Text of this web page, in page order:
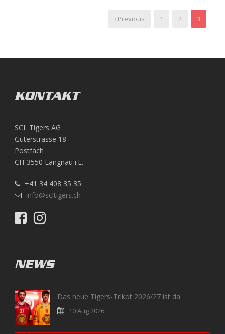
‹ Previous 1 2 3
KONTAKT
SCL Tigers AG
Güterstrasse 18
Postfach
CH-3550 Langnau i.E.
+41 34 408 35 35
info@scltigers.ch
NEWS
Das neue Tigers-Trikot 2026/27 ist da
10 Aug 2026